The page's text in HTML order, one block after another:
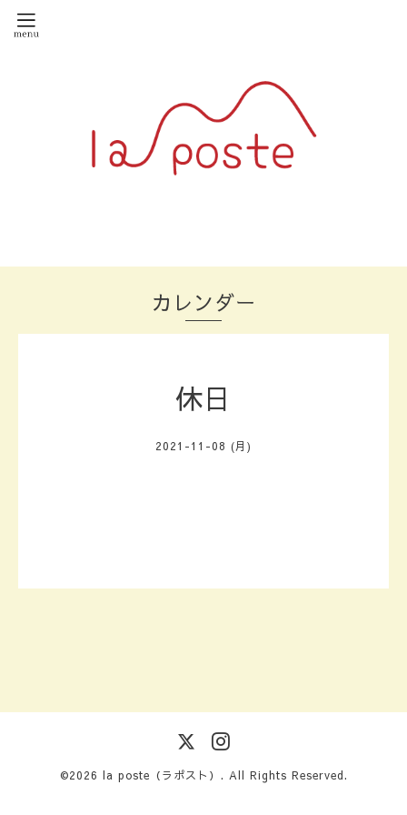
カレンダー
休日
2021-11-08 (月)
©2026 la poste（ラポスト） . All Rights Reserved.